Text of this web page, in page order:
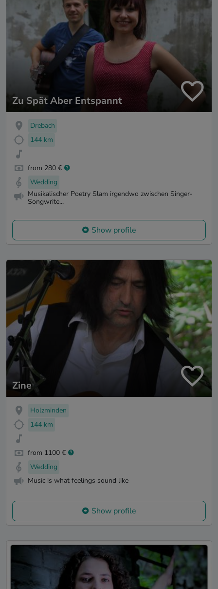
Zu Spät Aber Entspannt
Drebach
144 km
from 280 €
Wedding
Musikalischer Poetry Slam irgendwo zwischen Singer-
Songwrite...
Show profile
Zine
Holzminden
144 km
from 1100 €
Wedding
Music is what feelings sound like
Show profile